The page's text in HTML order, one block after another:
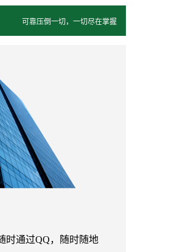
可靠压倒一切，一切尽在掌握
时通过QQ，随时随地